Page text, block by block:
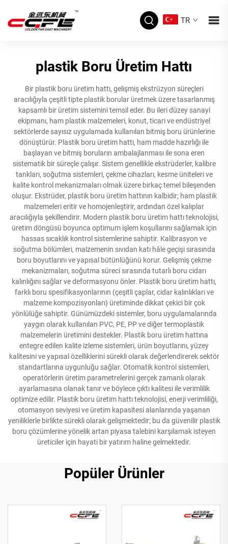
TR
plastik Boru Üretim Hattı
Bir plastik boru üretim hattı, gelişmiş ekstrüzyon süreçleri
aracılığıyla çeşitli tipte plastik borular üretmek üzere tasarlanmış
kapsamlı bir üretim sistemini temsil eder. Bu ileri düzey sanayi
ekipmanı, ham plastik malzemeleri, konut, ticari ve endüstriyel
sektörlerde sayısız uygulamada kullanılan bitmiş boru ürünlerine
dönüştürür. Plastik boru üretim hattı, ham madde hazırlığı ile
başlayan ve bitmiş boruların ambalajlanması ile sona eren
sistematik bir süreçle çalışır. Sistem genellikle ekstrüderler, kalibre
tankları, soğutma sistemleri, çekme cihazları, kesme üniteleri ve
kalite kontrol mekanizmaları olmak üzere birkaç temel bileşenden
oluşur. Ekstrüder, plastik boru üretim hattının kalbidir; ham plastik
malzemeleri eritir ve homojenleştirir, ardından özel kalıplar
aracılığıyla şekillendirir. Modern plastik boru üretim hattı teknolojisi,
üretim döngüsü boyunca optimum işlem koşullarını sağlamak için
hassas sıcaklık kontrol sistemlerine sahiptir. Kalibrasyon ve
soğutma bölümleri, malzemenin sıvıdan katı hâle geçişi sırasında
boru boyutlarını ve yapısal bütünlüğünü korur. Gelişmiş çekme
mekanizmaları, soğutma süreci sırasında tutarlı boru cidarı
kalınlığını sağlar ve deformasyonu önler. Plastik boru üretim hattı,
farklı boru spesifikasyonlarının (çeşitli çaplar, cidar kalınlıkları ve
malzeme kompozisyonları) üretiminde dikkat çekici bir çok
yönlülüğe sahiptir. Günümüzdeki sistemler, boru uygulamalarında
yaygın olarak kullanılan PVC, PE, PP ve diğer termoplastik
malzemelerin üretimini destekler. Plastik boru üretim hattına
entegre edilen kalite izleme sistemleri, ürün boyutlarını, yüzey
kalitesini ve yapısal özelliklerini sürekli olarak değerlendirerek sektör
standartlarına uygunluğu sağlar. Otomatik kontrol sistemleri,
operatörlerin üretim parametrelerini gerçek zamanlı olarak
ayarlamasına olanak tanır ve böylece çıktı kalitesi ile verimlilik
optimize edilir. Plastik boru üretim hattı teknolojisi, enerji verimliliği,
otomasyon seviyesi ve üretim kapasitesi alanlarında yaşanan
yeniliklerle birlikte sürekli olarak gelişmektedir; bu da güvenilir plastik
boru çözümlerine yönelik artan piyasa talebini karşılamak isteyen
üreticiler için hayati bir yatırım haline gelmektedir.
Popüler Ürünler